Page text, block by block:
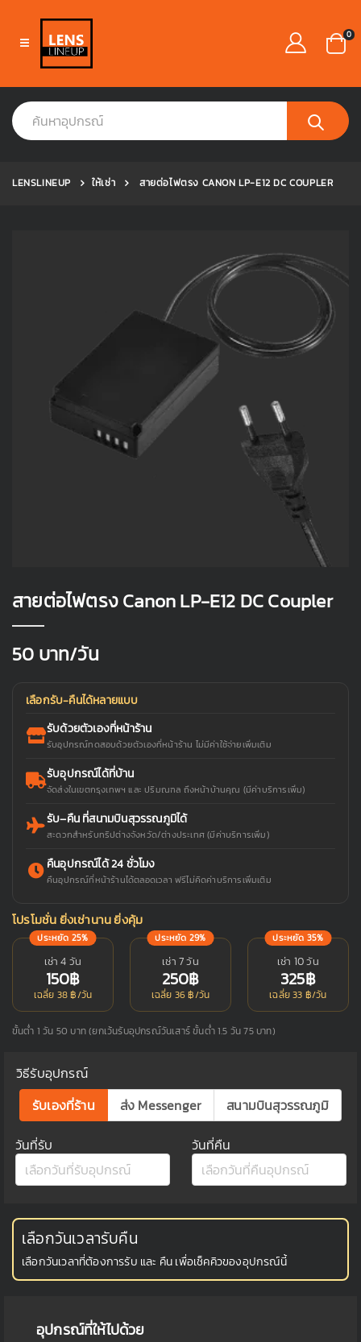
0
LENSLINEUP ให้เช่า สายต่อไฟตรง CANON LP-E12 DC COUPLER
สายต่อไฟตรง Canon LP-E12 DC Coupler
50 บาท/วัน
เลือกรับ-คืนได้หลายแบบ
รับด้วยตัวเองที่หน้าร้าน
รับอุปกรณ์ทดสอบด้วยตัวเองที่หน้าร้าน ไม่มีค่าใช้จ่ายเพิ่มเติม
รับอุปกรณ์ได้ที่บ้าน
จัดส่งในเขตกรุงเทพฯ และ ปริมณฑล ถึงหน้าบ้านคุณ (มีค่าบริการเพิ่ม)
รับ–คืน ที่สนามบินสุวรรณภูมิได้
สะดวกสำหรับทริปต่างจังหวัด/ต่างประเทศ (มีค่าบริการเพิ่ม)
คืนอุปกรณ์ได้ 24 ชั่วโมง
คืนอุปกรณ์ที่หน้าร้านได้ตลอดเวลา ฟรีไม่คิดค่าบริการเพิ่มเติม
โปรโมชั่น ยิ่งเช่านาน ยิ่งคุ้ม
ประหยัด 25%
เช่า 4 วัน
150฿
เฉลี่ย 38 ฿/วัน
ประหยัด 29%
เช่า 7 วัน
250฿
เฉลี่ย 36 ฿/วัน
ประหยัด 35%
เช่า 10 วัน
325฿
เฉลี่ย 33 ฿/วัน
ขั้นต่ำ 1 วัน 50 บาท (ยกเว้นรับอุปกรณ์วันเสาร์ ขั้นต่ำ 1.5 วัน 75 บาท)
วิธีรับอุปกรณ์
รับเองที่ร้าน
ส่ง Messenger สนามบินสุวรรณภูมิ
วันที่รับ วันที่คืน
เลือกวันเวลารับคืน
เลือกวันเวลาที่ต้องการรับ และ คืน เพื่อเช็คคิวของอุปกรณ์นี้
อุปกรณ์ที่ให้ไปด้วย